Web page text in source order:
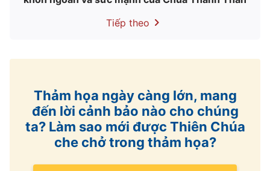
Máu Thánh Chúa Ki-tô, an ủi sự đau khổ cho
chúng con, cứu độ chúng con.
Máu Thánh Chúa Ki-tô, ban cho chúng con sự tự
do, cứu độ chúng con.
Máu Thánh Chúa Ki-tô, thắp lên ngọn lửa hy
Tiếp theo
Thảm họa ngày càng lớn, mang
đến lời cảnh bảo nào cho chúng
ta? Làm sao mới được Thiên Chúa
che chở trong thảm họa?